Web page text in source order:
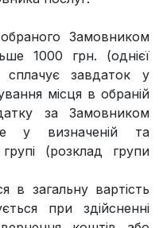
Замовником
1000 грн. (однієї
сплачує завдаток у
місця в обраній
за Замовником
у визначеній та
(розклад групи
в загальну вартість
при здійсненні